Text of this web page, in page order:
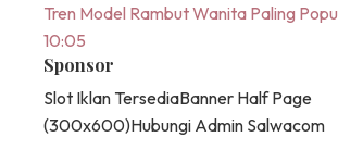
Tren Model Rambut Wanita Paling
10:05
Sponsor
Slot Iklan TersediaBanner Half Page
(300x600)Hubungi Admin Salwacom